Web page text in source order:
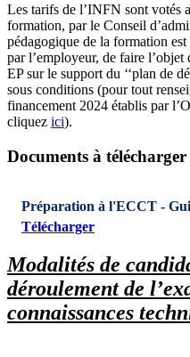
Les tarifs de l’INFN sont votés
formation, par le Conseil
pédagogique de la formation
par l’employeur, de faire l’objet
EP sur le support du ‘‘plan de
sous conditions (pour tout
financement 2024 établis par
cliquez ici).
Documents à télécharger
Préparation à l'ECCT -
Télécharger
Modalités de
déroulement de
connaissances